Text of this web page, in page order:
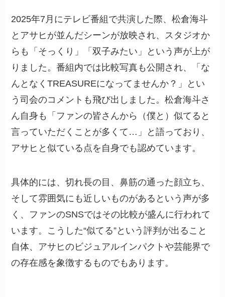
2025年7月にテレビ番組で共演した際、松倉海斗
とアサヒが並んだシーンが放映され、スタジオか
らも「そっくり」「双子みたい」という声が上が
りました。番組内では比較写真も公開され、「な
んとなくTREASUREになってませんか？」とい
う司会のコメントも飛び出しました。松倉海斗さ
ん自身も「ファンの皆さんから（僕と）似てると
言っていただくことが多くて…」と語っており、
アサヒと似ている点を自身でも認めています。
具体的には、切れ長の目、鼻筋の通った顔立ち、
そして雰囲気にも近しいものがあるという声が多
く、ファンのSNSではその比較が盛んに行われて
います。こうした“似てる”という評判が出ること
自体、アサヒのビジュアルインパクトや芸能界で
の存在感を象徴するものでもあります。